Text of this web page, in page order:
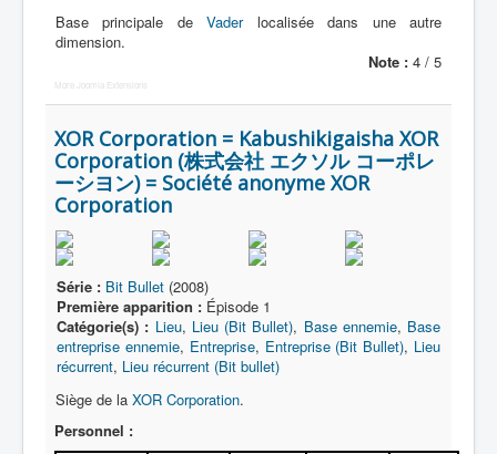
Base principale deVaderlocalisée dans une autre
dimension.
Note : 4 / 5
More Joomla Extensions
XOR Corporation = Kabushikigaisha XOR
Corporation (株式会社 エクソル コーポレ
ーシヨン) = Société anonyme XOR
Corporation
Série : Bit Bullet (2008)
Première apparition : Épisode 1
Catégorie(s) : Lieu, Lieu (Bit Bullet), Base ennemie, Base
entreprise ennemie, Entreprise, Entreprise (Bit Bullet), Lieu
récurrent, Lieu récurrent (Bit bullet)
Siège de la XOR Corporation.
Personnel :